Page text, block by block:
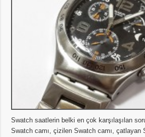
Swatch saatlerin belki en çok karşılaşılan
Swatch camı, çizilen Swatch camı,